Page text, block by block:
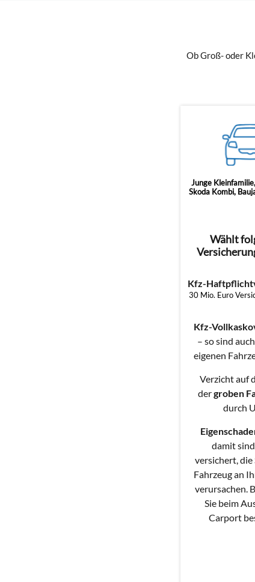
Ob Groß- oder
Junge
Skoda Kombi,
Wählt
Kfz-
30 Mio. Euro
Kfz-
– so sind
eigenen
Verzicht auf
dergroben
durch
damit
versichert,
Fahrzeug an
verursachen.
Sie beim
Carport